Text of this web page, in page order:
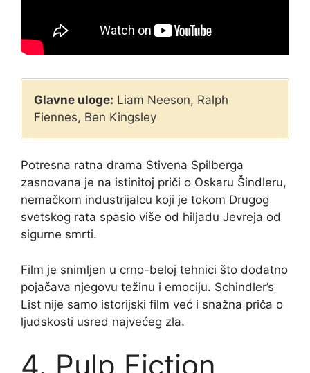
Glavne uloge: Liam Neeson, Ralph
Fiennes, Ben Kingsley
Potresna ratna drama Stivena Spilberga
zasnovana je na istinitoj priči o Oskaru Šindleru,
nemačkom industrijalcu koji je tokom Drugog
svetskog rata spasio više od hiljadu Jevreja od
sigurne smrti.
Film je snimljen u crno-beloj tehnici što dodatno
pojačava njegovu težinu i emociju. Schindler’s
List nije samo istorijski film već i snažna priča o
ljudskosti usred najvećeg zla.
4. Pulp Fiction